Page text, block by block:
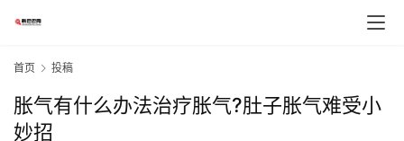
首页 投稿
胀气有什么办法治疗胀气?肚子胀气难受小
妙招